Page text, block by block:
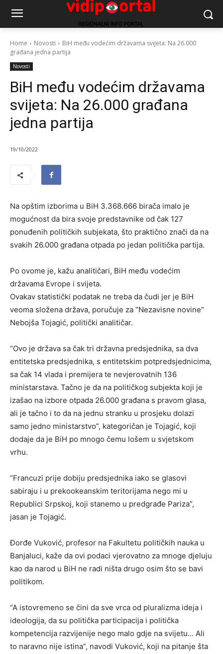
Home Novosti
BiH među vodećim državama svijeta: Na 26.000
građana jedna partija
Novosti
BiH među vodećim državama
svijeta: Na 26.000 građana
jedna partija
19/10/2022
Na opštim izborima u BiH 3.368.666 birača imalo je
mogućnost da bira svoje predstavnike od čak 127
ponuđenih političkih subjekata, što praktično znači da na
svakih 26.000 građana otpada po jedan politička partija.
Po ovome je, kažu analitičari, BiH među vodećim
državama Evrope i svijeta.
Ovakav statistički podatak ne treba da čudi jer je BiH
veoma složena država, poručuje za “Nezavisne novine”
Nebojša Tojagić, politički analitičar.
“Ovo je država sa čak tri državna predsjednika, sa dva
entitetska predsjednika, s entitetskim potpredsjednicima,
sa čak 14 vlada i premijera te nevjerovatnih 136
ministarstava. Tačno je da na političkog subjekta koji je
izašao na izbore otpada 26.000 građana s pravom glasa,
ali je tačno i to da na jednu stranku u prosjeku dolazi
samo jedno ministarstvo”, kategoričan je Tojagić, koji
dodaje da je BiH po mnogo čemu lošem u svjetskom
vrhu.
“Francuzi prije dobiju predsjednika iako se glasovi
sabiraju i u prekookeanskim teritorijama nego mi u
Republici Srpskoj, koji stanemo u predgrađe Pariza”,
jasan je Tojagić.
Đorđe Vuković, profesor na Fakultetu političkih nauka u
Banjaluci, kaže da ovi podaci vjerovatno za mnoge djeluju
kao da narod u BiH ne radi ništa drugo osim što se bavi
politikom.
“A istovremeno se čini da sve vrca od pluralizma ideja i
ideologija, da su politička participacija i politička
kompetencija razvijenije nego malo gdje na svijetu… Ali
to naravno nije istina”, navodi Vuković, koji na pitanje šta